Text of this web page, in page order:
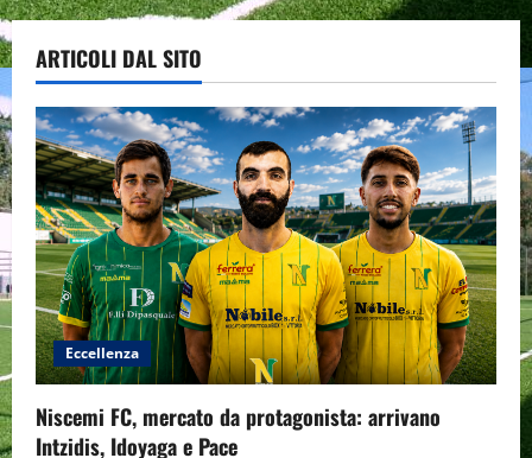
ARTICOLI DAL SITO
Eccellenza
Niscemi FC, mercato da protagonista: arrivano
Intzidis, Idoyaga e Pace